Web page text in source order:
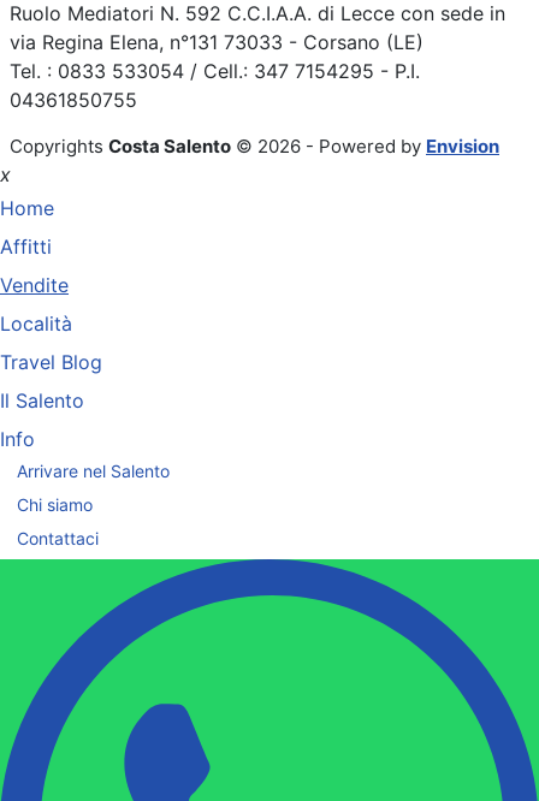
Ruolo Mediatori N. 592 C.C.I.A.A. di Lecce con sede in
via Regina Elena, n°131 73033 - Corsano (LE)
Tel. : 0833 533054 / Cell.: 347 7154295 - P.I.
04361850755
Copyrights Costa Salento © 2026 - Powered by Envision
x
Home
Affitti
Vendite
Località
Travel Blog
Il Salento
Info
Arrivare nel Salento
Chi siamo
Contattaci